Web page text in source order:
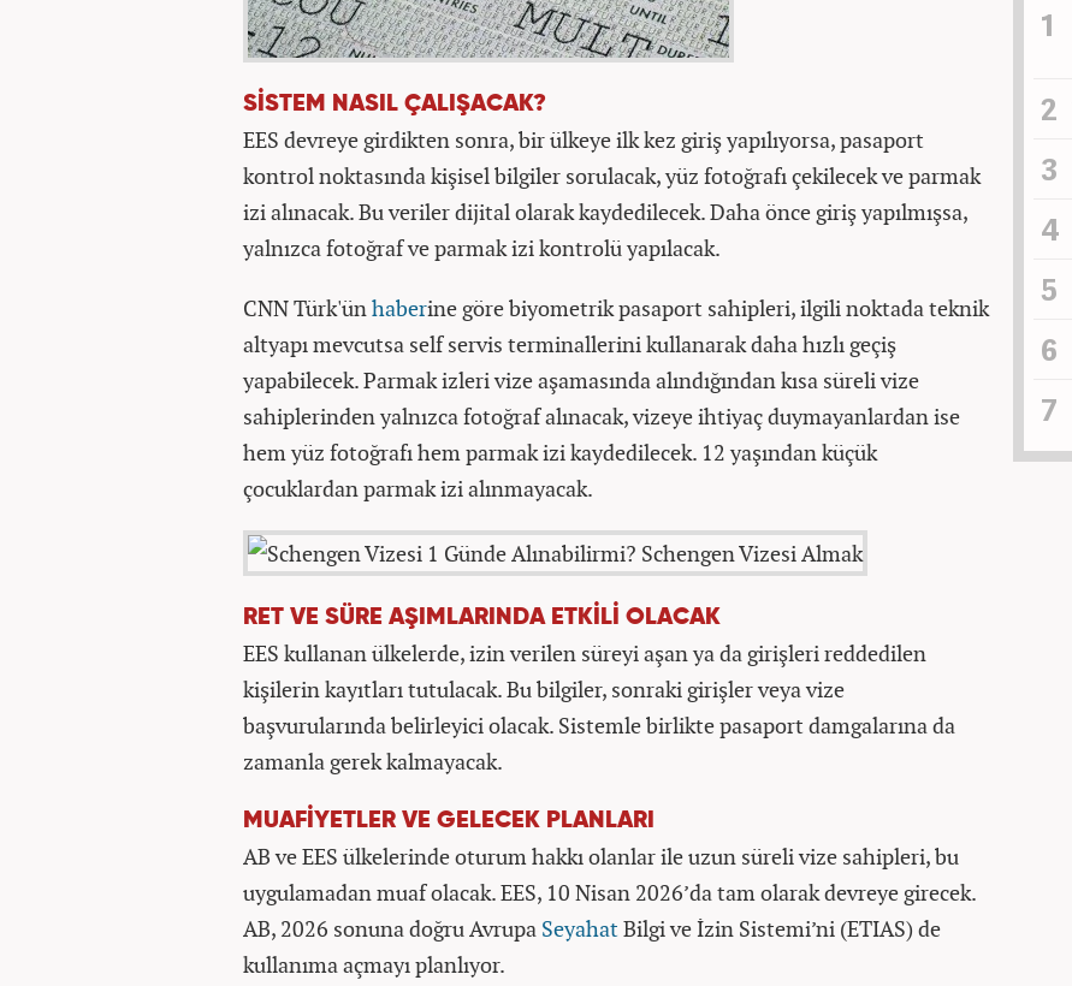
SİSTEM NASIL ÇALIŞACAK?
EES devreye girdikten sonra, bir ülkeye ilk kez giriş yapılıyorsa, pasaport
kontrol noktasında kişisel bilgiler sorulacak, yüz fotoğrafı çekilecek ve parmak
izi alınacak. Bu veriler dijital olarak kaydedilecek. Daha önce giriş yapılmışsa,
yalnızca fotoğraf ve parmak izi kontrolü yapılacak.
CNN Türk'ünhaberine göre biyometrik pasaport sahipleri, ilgili noktada teknik
altyapı mevcutsa self servis terminallerini kullanarak daha hızlı geçiş
yapabilecek. Parmak izleri vize aşamasında alındığından kısa süreli vize
sahiplerinden yalnızca fotoğraf alınacak, vizeye ihtiyaç duymayanlardan ise
hem yüz fotoğrafı hem parmak izi kaydedilecek. 12 yaşından küçük
çocuklardan parmak izi alınmayacak.
RET VE SÜRE AŞIMLARINDA ETKİLİ OLACAK
EES kullanan ülkelerde, izin verilen süreyi aşan ya da girişleri reddedilen
kişilerin kayıtları tutulacak. Bu bilgiler, sonraki girişler veya vize
başvurularında belirleyici olacak. Sistemle birlikte pasaport damgalarına da
zamanla gerek kalmayacak.
MUAFİYETLER VE GELECEK PLANLARI
AB ve EES ülkelerinde oturum hakkı olanlar ile uzun süreli vize sahipleri, bu
uygulamadan muaf olacak. EES, 10 Nisan 2026’da tam olarak devreye girecek.
AB, 2026 sonuna doğru Avrupa Seyahat Bilgi ve İzin Sistemi’ni (ETIAS) de
kullanıma açmayı planlıyor.